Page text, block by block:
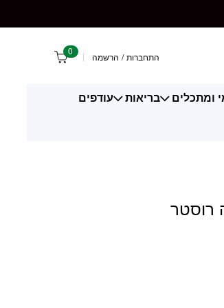
התחברות / הרשמה 0
ומתכלים בריאות
עודפים
רוסטר